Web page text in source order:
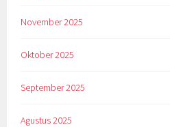
November 2025
Oktober 2025
September 2025
Agustus 2025